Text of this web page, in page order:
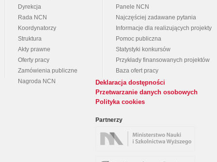
Dyrekcja
Rada NCN
Koordynatorzy
Struktura
Akty prawne
Oferty pracy
Zamówienia publiczne
Nagroda NCN
Panele NCN
Najczęściej zadawane pytania
Informacje dla realizujących projekty
Pomoc publiczna
Statystyki konkursów
Przykłady finansowanych projektów
Baza ofert pracy
Deklaracja dostępności
Przetwarzanie danych osobowych
Polityka cookies
Partnerzy